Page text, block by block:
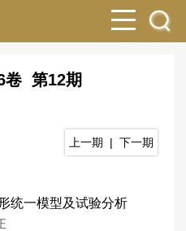
卷 第12期
上一期 | 下一期
统一模型及试验分析